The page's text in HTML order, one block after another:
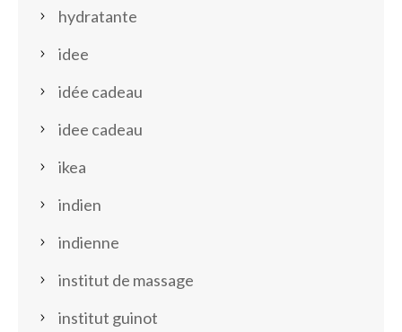
hydratante
idee
idée cadeau
idee cadeau
ikea
indien
indienne
institut de massage
institut guinot